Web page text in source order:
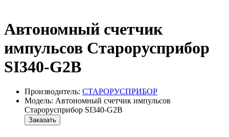
Автономный счетчик
импульсов Старорусприбор
SI340-G2B
Производитель: СТАРОРУСПРИБОР
Модель: Автономный счетчик импульсов
Старорусприбор SI340-G2B
Заказать